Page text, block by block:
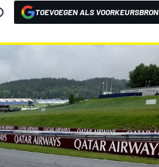
TOEVOEGEN ALS VOORKEURSBRON